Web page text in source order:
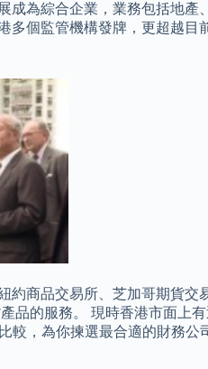
為綜合企業，業務包括地產
個監管機構發牌，更超越目
商品交易所、芝加哥期貨交
品的服務。 現時香港市面上
較，為你揀選最合適的財務公